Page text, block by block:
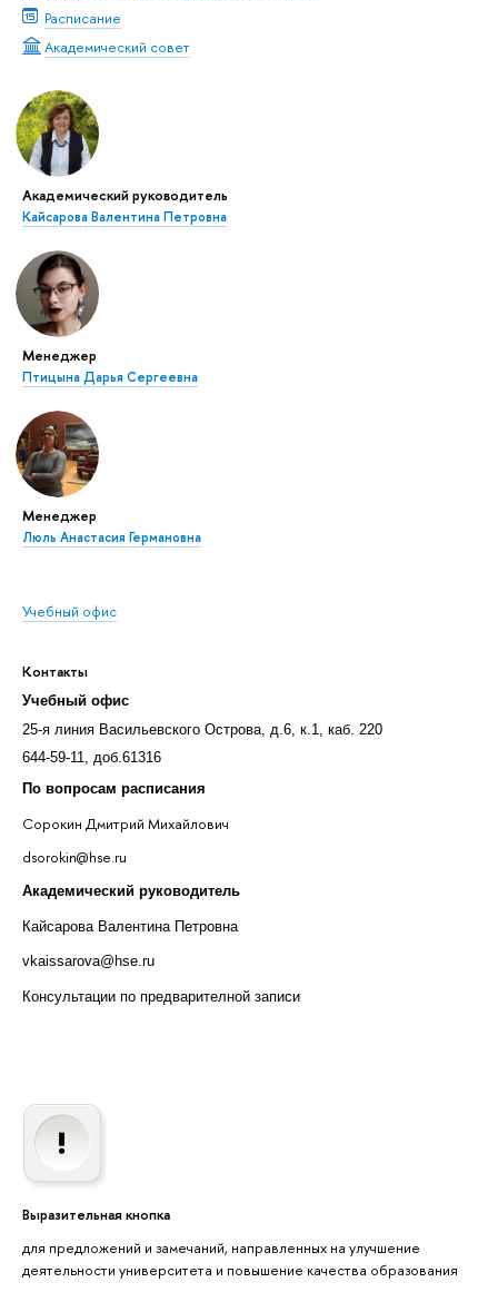
Расписание
Академический совет
Академический руководитель
Кайсарова Валентина Петровна
Менеджер
Птицына Дарья Сергеевна
Менеджер
Люль Анастасия Германовна
Учебный офис
Контакты
Учебный офис
25-я линия Васильевского Острова, д.6, к.1, каб. 220
644-59-11, доб.61316
По вопросам расписания
Сорокин Дмитрий Михайлович
dsorokin@hse.ru
Академический руководитель
Кайсарова Валентина Петровна
vkaissarova@hse.ru
Консультации по предварителной записи
Выразительная кнопка
для предложений и замечаний, направленных на улучшение
деятельности университета и повышение качества образования